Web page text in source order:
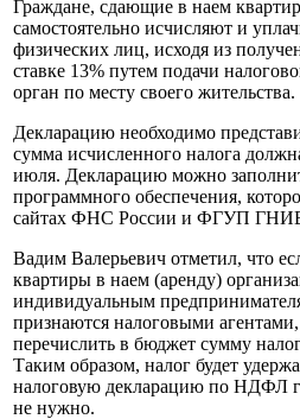
Граждане, сдающие в наем
самостоятельно исчисляют и
физических лиц, исходя из
ставке 13% путем подачи
орган по месту своего жительства.
Декларацию необходимо
сумма исчисленного налога
июля. Декларацию можно
программного обеспечения,
сайтах ФНС России и ФГУП
Вадим Валерьевич отметил, что
квартиры в наем (аренду)
индивидуальным
признаются налоговыми
перечислить в бюджет сумму
Таким образом, налог будет
налоговую декларацию по НДФЛ
не нужно.